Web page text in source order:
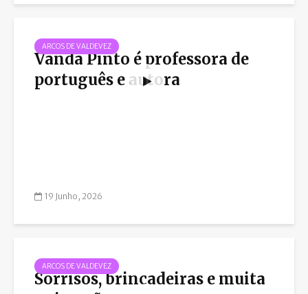
ARCOS DE VALDEVEZ
Vanda Pinto é professora de
português e autora
19 Junho, 2026
ARCOS DE VALDEVEZ
Sorrisos, brincadeiras e muita